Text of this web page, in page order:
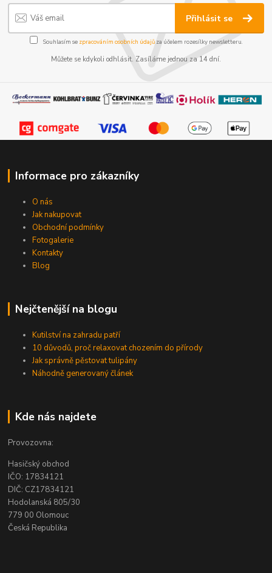
Přihlásit se
Souhlasím se zpracováním osobních údajůza účelem rozesílky newsletteru.
Můžete se kdykoli odhlásit. Zasíláme jednou za 14 dní.
Informace pro zákazníky
O nás
Jak nakupovat
Obchodní podmínky
Fotogalerie
Kontakty
Blog
Nejčtenější na blogu
Kutilství na zahradu patří
10 důvodů, proč relaxovat chozením do přírody
Jak správně pěstovat tulipány
Náhodně generovaný článek
Kde nás najdete
Provozovna:
Hasičský obchod
IČO: 17834121
DIČ: CZ17834121
Hodolanská 805/30
779 00 Olomouc
Česká Republika